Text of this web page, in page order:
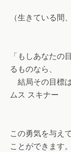
（生きている間
「もしあなたの
るものなら、
結局その目標
ムス スキナー
この勇気を与え
ことができます。